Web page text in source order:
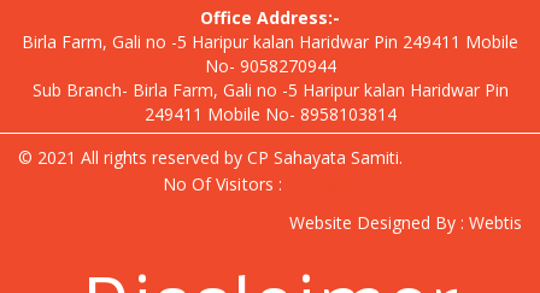
Office Address:-
Birla Farm, Gali no -5 Haripur kalan Haridwar Pin 249411 Mobile
No- 9058270944
Sub Branch- Birla Farm, Gali no -5 Haripur kalan Haridwar Pin
249411 Mobile No- 8958103814
© 2021 All rights reserved by CP Sahayata Samiti.
No Of Visitors :
Website Designed By : Webtis